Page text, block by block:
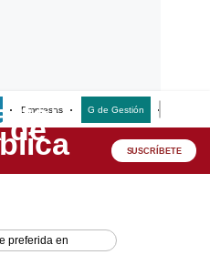
Empresas G de Gestión
SUSCRÍBETE
preferida en